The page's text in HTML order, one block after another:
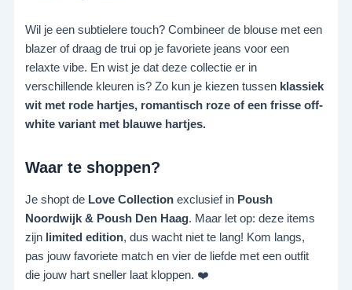
Wil je een subtielere touch? Combineer de blouse met een
blazer of draag de trui op je favoriete jeans voor een
relaxte vibe. En wist je dat deze collectie er in
verschillende kleuren is? Zo kun je kiezen tussen klassiek
wit met rode hartjes, romantisch roze of een frisse off-
white variant met blauwe hartjes.
Waar te shoppen?
Je shopt de Love Collection exclusief in Poush
Noordwijk & Poush Den Haag. Maar let op: deze items
zijn limited edition, dus wacht niet te lang! Kom langs,
pas jouw favoriete match en vier de liefde met een outfit
die jouw hart sneller laat kloppen. ❤️